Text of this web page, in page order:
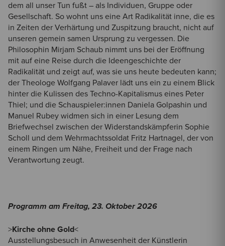
dem all unser Tun fußt – als Individuen, Gruppe oder
Gesellschaft. So wohnt uns eine Art Radikalität inne, die es
in Zeiten der Verhärtung und Zuspitzung braucht, nicht auf
unseren gemein samen Ursprung zu vergessen. Die
Philosophin Mirjam Schaub nimmt uns bei der Eröffnung
mit auf eine Reise durch die Ideengeschichte der
Radikalität und zeigt auf, was sie uns heute bedeuten kann;
der Theologe Wolfgang Palaver lädt uns ein zu einem Blick
hinter die Kulissen des Techno-Kapitalismus eines Peter
Thiel; und die Schauspieler:innen Daniela Golpashin und
Manuel Rubey widmen sich in einer Lesung dem
Briefwechsel zwischen der Widerstandskämpferin Sophie
Scholl und dem Wehrmachtssoldat Fritz Hartnagel, der von
einem Ringen um Nähe, Freiheit und der Frage nach
Verantwortung zeugt.
Programm am Freitag, 23. Oktober 2026
>Kirche ohne Gold<
Ausstellungsbesuch in Anwesenheit der Künstlerin